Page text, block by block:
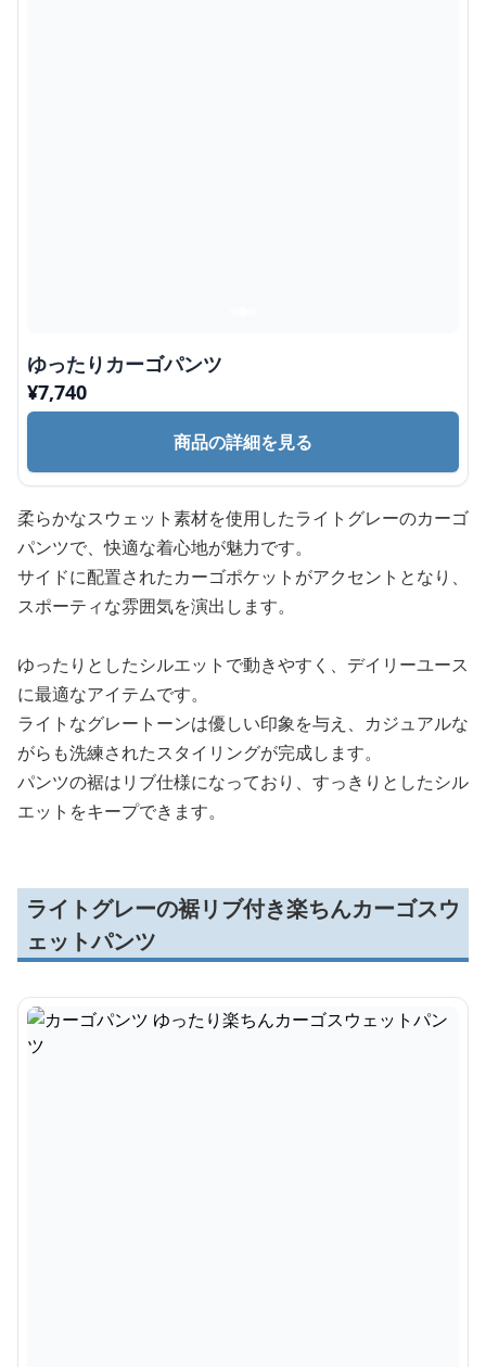
ゆったりカーゴパンツ
¥7,740
商品の詳細を見る
柔らかなスウェット素材を使用したライトグレーのカーゴ
パンツで、快適な着心地が魅力です。
サイドに配置されたカーゴポケットがアクセントとなり、
スポーティな雰囲気を演出します。
ゆったりとしたシルエットで動きやすく、デイリーユース
に最適なアイテムです。
ライトなグレートーンは優しい印象を与え、カジュアルな
がらも洗練されたスタイリングが完成します。
パンツの裾はリブ仕様になっており、すっきりとしたシル
エットをキープできます。
ライトグレーの裾リブ付き楽ちんカーゴスウ
ェットパンツ